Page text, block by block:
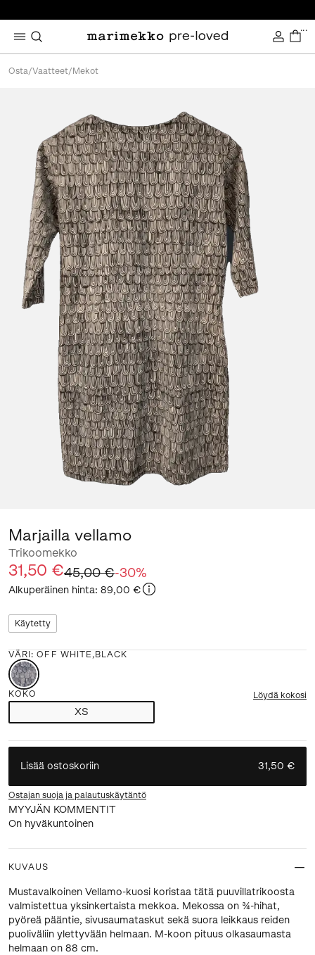
...
Osta/Vaatteet/ Mekot
Marjailla vellamo
Trikoomekko
31,50 €45,00 €-30%
Alkuperäinen hinta: 89,00 €
Käytetty
VÄRI :OFF WHITE,BLACK
KOKO Löydä kokosi
XS
Lisää ostoskoriin 31,50 €
Ostajan suoja ja palautuskäytäntö
MYYJÄN KOMMENTIT
On hyväkuntoinen
KUVAUS
Mustavalkoinen Vellamo-kuosi koristaa tätä puuvillatrikoosta
valmistettua yksinkertaista mekkoa. Mekossa on ¾-hihat,
pyöreä pääntie, sivusaumataskut sekä suora leikkaus reiden
puoliväliin ylettyvään helmaan. M-koon pituus olkasaumasta
helmaan on 88 cm.